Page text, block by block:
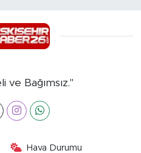
ve Bağımsız."
Hava Durumu